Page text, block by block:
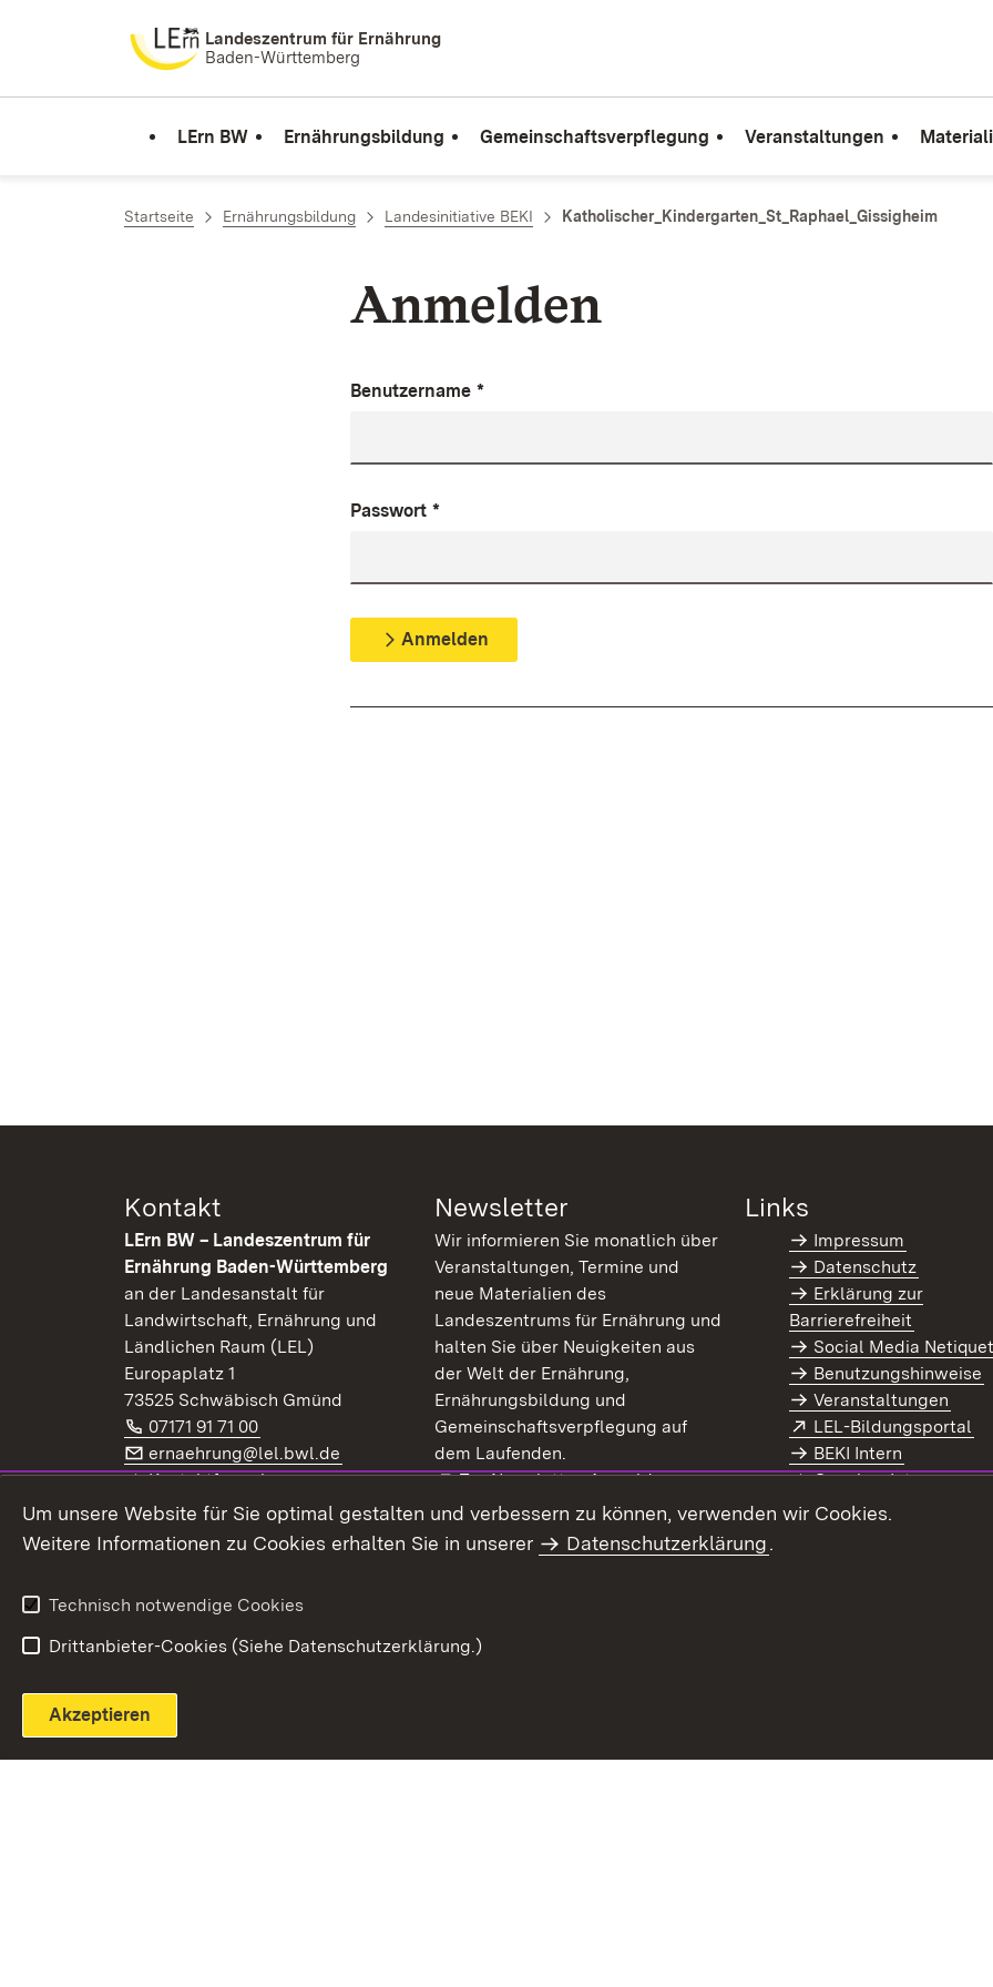
Zum Inhalt springenLandeszentrum für Ernährung
Baden-Württemberg
LErn BW Ernährungsbildung Gemeinschaftsverpflegung Veranstaltungen
Startseite Ernährungsbildung Landesinitiative BEKI Katholischer_Kindergarten_St_Raphael_Gissigheim
Anmelden
Benutzername *
Passwort *
Anmelden
Kontakt
LErn BW – Landeszentrum für
Ernährung Baden-Württemberg
an der Landesanstalt für
Landwirtschaft, Ernährung und
Ländlichen Raum (LEL)
Europaplatz 1
73525 Schwäbisch Gmünd
Telefon:
07171 91 71 00 (Öffnet in neuem Fenster)
E-Mail:
ernaehrung@lel.bwl.de (Öffnet in neuem Fenster)
Kontaktformular
Extern:
LinkedIn (Öffnet in neuem Fenster)
Newsletter
Wir informieren Sie monatlich über
Veranstaltungen, Termine und
neue Materialien des
Landeszentrums für Ernährung und
halten Sie über Neuigkeiten aus
der Welt der Ernährung,
Ernährungsbildung und
Gemeinschaftsverpflegung auf
dem Laufenden.
Extern:
Zur Newsletter-Anmeldung(Öffnet in neuem Fenster)
Newsletter-Archiv
Links
Impressum
Datenschutz
Erklärung zur
Barrierefreiheit
Social Media
Benutzungshinweise
Veranstaltungen
Extern:
LEL-Bildungsportal
BEKI Intern
Coaches Intern
Intranet
Um unsere Website für Sie optimal gestalten und verbessern zu können, verwenden wir Cookies.
Weitere Informationen zu Cookies erhalten Sie in unserer
Datenschutzerklärung.
Technisch notwendige Cookies
Drittanbieter-Cookies (Siehe Datenschutzerklärung.)
Akzeptieren